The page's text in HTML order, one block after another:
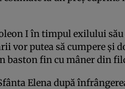
I în timpul exilului său
vor putea să cumpere şi
baston fin cu mâner din
Elena după